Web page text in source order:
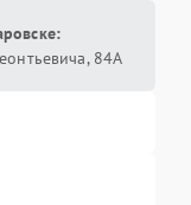
84А